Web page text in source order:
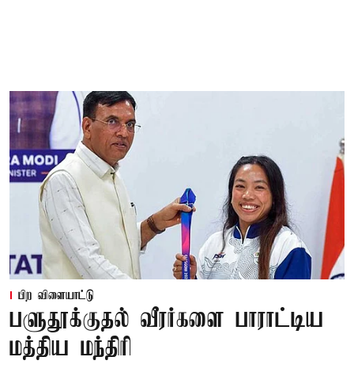
பிற விளையாட்டு
பளுதூக்குதல் வீரர்களை பாராட்டிய
மத்திய மந்திரி